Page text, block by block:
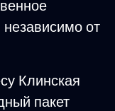
независимо от
Клинская
пакет